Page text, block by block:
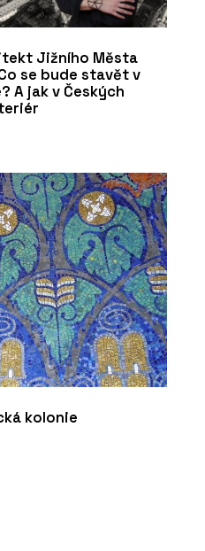
Jižního Města
se bude stavět v
A jak v Českých
kolonie